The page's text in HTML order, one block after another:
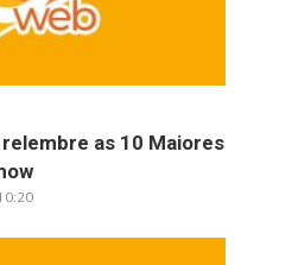
relembre as 10 Maiores